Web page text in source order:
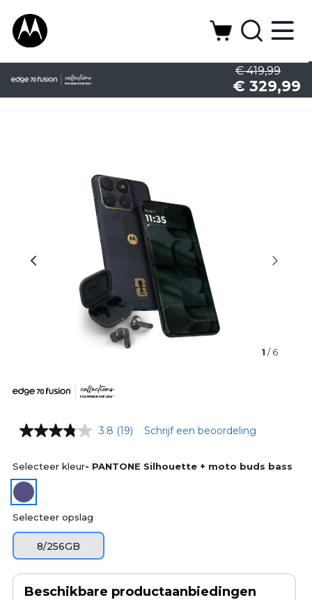
€ 419,99
€ 329,99
1 / 6
3.8 (19) Schrijf een beoordeling
Selecteer kleur- PANTONE Silhouette + moto buds bass
Selecteer opslag
8/256GB
Beschikbare productaanbiedingen